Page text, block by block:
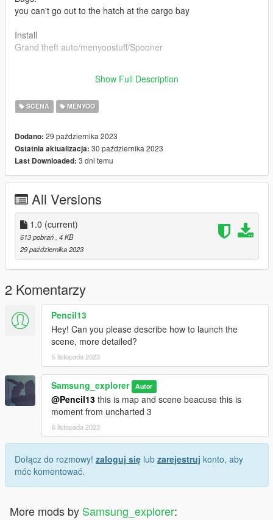
you can't go out to the hatch at the cargo bay
Install
Grand theft auto/menyoostuff/Spooner
Show Full Description
SCENA MENYOO
Dodano: 29 października 2023
Ostatnia aktualizacja: 30 października 2023
Last Downloaded: 3 dni temu
All Versions
1.0 (current)
613 pobrań, 4 KB
29 października 2023
2 Komentarzy
Pencil13
Hey! Can you please describe how to launch the
scene, more detailed?
5 listopada 2023
Samsung_explorer Autor
@Pencil13 this is map and scene beacuse this is
moment from uncharted 3
6 listopada 2023
Dołącz do rozmowy! zaloguj się lub zarejestruj konto, aby
móc komentować.
More mods by Samsung_explorer: